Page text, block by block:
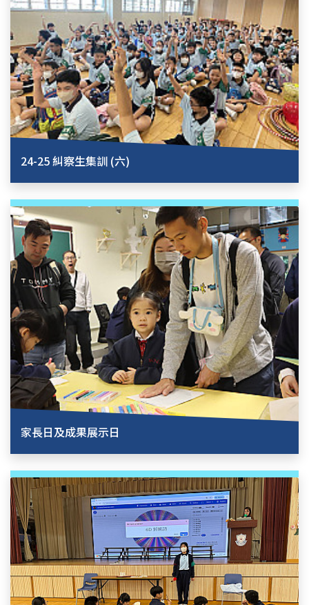
24-25 糾察生集訓 (六)
家長日及成果展示日